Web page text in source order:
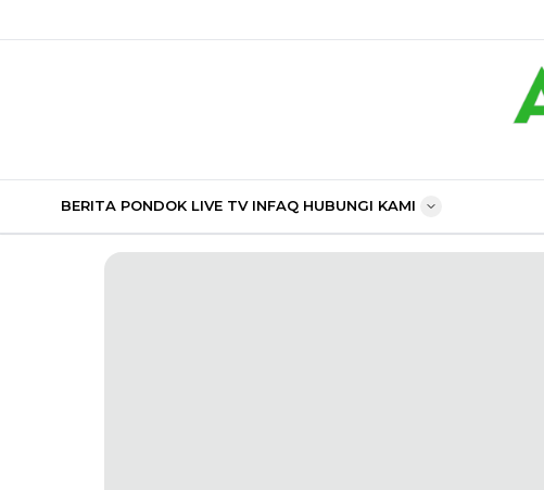
BERITA PONDOK LIVE TV INFAQ HUBUNGI KAMI